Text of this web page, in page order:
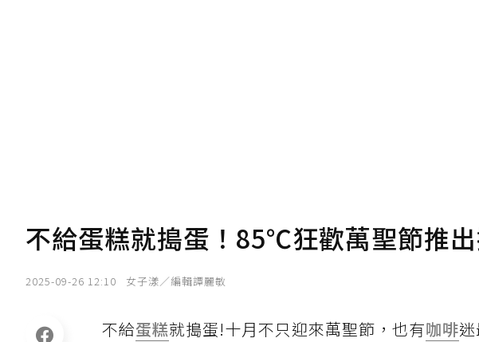
不給蛋糕就搗蛋！85℃狂歡萬聖節推
2025-09-26 12:10 女子漾／編輯譚麗敏
不給蛋糕就搗蛋!十月不只迎來萬聖節，也有咖啡